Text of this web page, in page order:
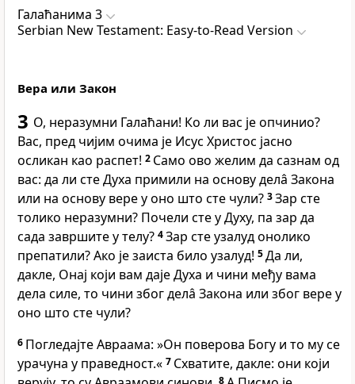
Галаћанима 3
Serbian New Testament: Easy-to-Read Version
Вера или Закон
3 О, неразумни Галаћани! Ко ли вас је опчинио?
Вас, пред чијим очима је Исус Христос јасно
осликан као распет! 2 Само ово желим да сазнам од
вас: да ли сте Духа примили на основу делâ Закона
или на основу вере у оно што сте чули? 3Зар сте
толико неразумни? Почели сте у Духу, па зар да
сада завршите у телу? 4Зар сте узалуд онолико
препатили? Ако је заиста било узалуд! 5Да ли,
дакле, Онај који вам даје Духа и чини међу вама
дела силе, то чини због делâ Закона или због вере у
оно што сте чули?
6 Погледајте Авраама: »Он поверова Богу и то му се
урачуна у праведност.« 7 Схватите, дакле: они који
8